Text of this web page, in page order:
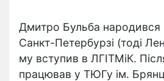
Дмитро Бульба народився
Санкт-Петербурзі (тоді
му вступив в ЛГІТМіК.
працював у ТЮГу ім.